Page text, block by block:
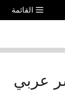
القائمة
عربي